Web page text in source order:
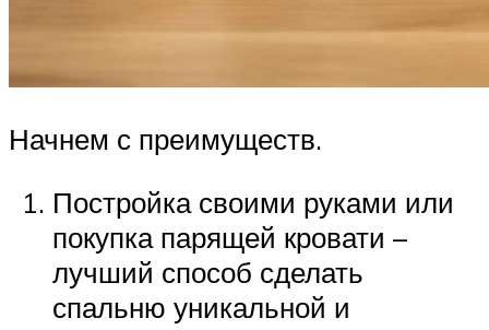
Начнем с преимуществ.
Постройка своими руками или
покупка парящей кровати –
лучший способ сделать
спальню уникальной и